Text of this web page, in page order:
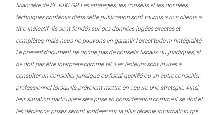
financière de SF RBC GP. Les stratégies, les conseils et les données
techniques contenus dans cette publication sont fournis à nos clients à
titre indicatif. Ils sont fondés sur des données jugées exactes et
complètes, mais nous ne pouvons en garantir l’exactitude ni l’intégralité.
Le présent document ne donne pas de conseils fiscaux ou juridiques, et
ne doit pas être interprété comme tel. Les lecteurs sont invités à
consulter un conseiller juridique ou fiscal qualifié ou un autre conseiller
professionnel lorsqu’ils prévoient mettre en oeuvre une stratégie. Ainsi,
leur situation particulière sera prise en considération comme il se doit et
les décisions prises seront fondées sur la plus récente information qui